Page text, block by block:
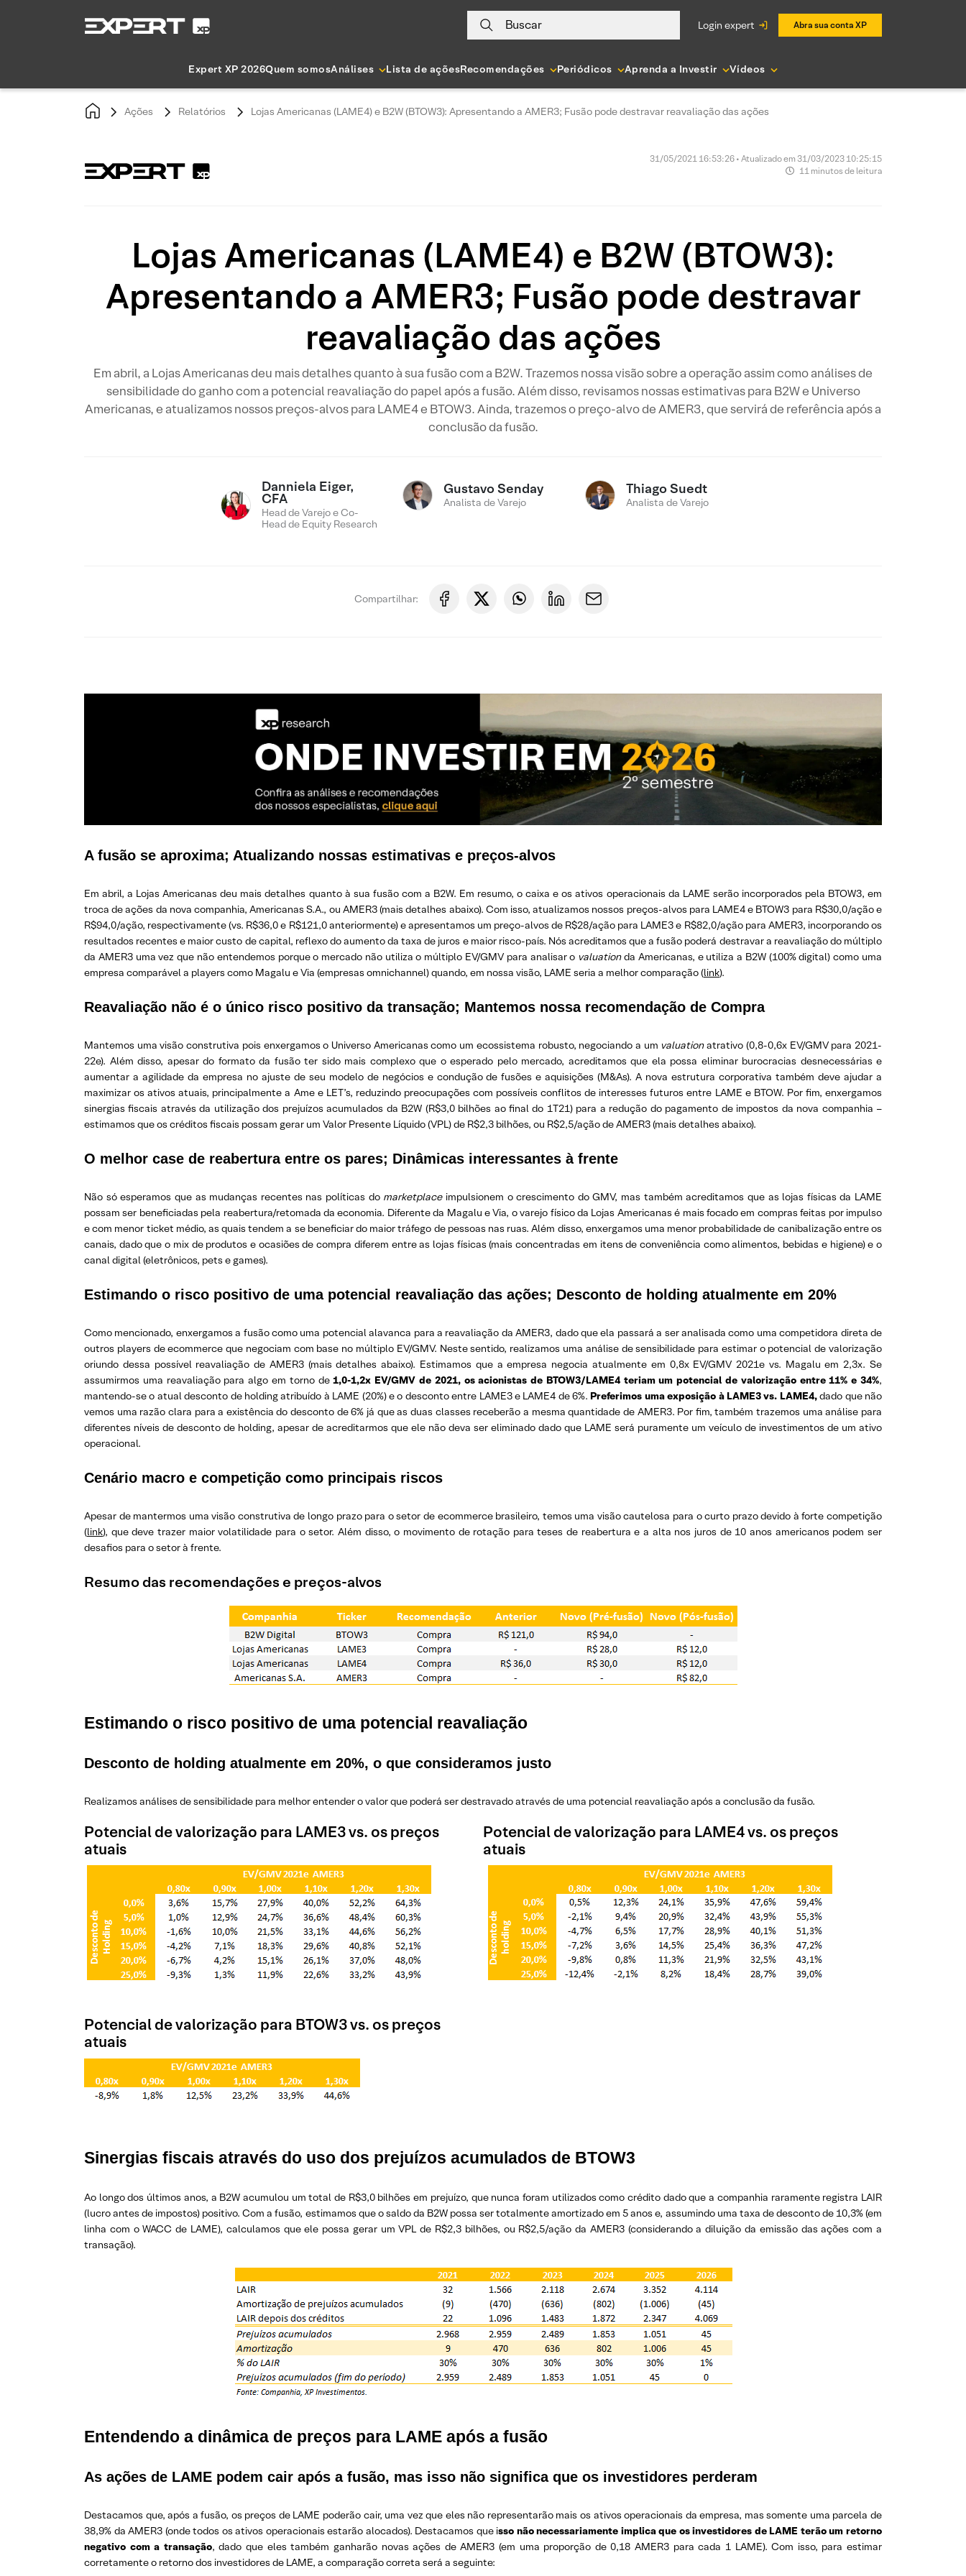
Buscar login expert Abra sua conta XP
Expert XP 2026Quem somosAnálises Lista de açõesRecomendações Periódicos Aprenda a Investir Vídeos
Ações Relatórios Lojas Americanas (LAME4) e B2W (BTOW3): Apresentando a AMER3; Fusão pode destravar reavaliação das ações
31/05/2021 16:53:26 • Atualizado em 31/03/2023 10:25:15
11 minutos de leitura
Lojas Americanas (LAME4) e B2W (BTOW3):
Apresentando a AMER3; Fusão pode destravar
reavaliação das ações
Em abril, a Lojas Americanas deu mais detalhes quanto à sua fusão com a B2W. Trazemos nossa visão sobre a operação assim como análises de
sensibilidade do ganho com a potencial reavaliação do papel após a fusão. Além disso, revisamos nossas estimativas para B2W e Universo
Americanas, e atualizamos nossos preços-alvos para LAME4 e BTOW3. Ainda, trazemos o preço-alvo de AMER3, que servirá de referência após a
conclusão da fusão.
Danniela Eiger,
CFA
Head de Varejo e Co-
Head de Equity Research
Gustavo Senday
Analista de Varejo
Thiago Suedt
Analista de Varejo
Compartilhar:
A fusão se aproxima; Atualizando nossas estimativas e preços-alvos
Em abril, a Lojas Americanas deu mais detalhes quanto à sua fusão com a B2W. Em resumo, o caixa e os ativos operacionais da LAME serão incorporados pela BTOW3, em
troca de ações da nova companhia, Americanas S.A., ou AMER3 (mais detalhes abaixo). Com isso, atualizamos nossos preços-alvos para LAME4 e BTOW3 para R$30,0/ação e
R$94,0/ação, respectivamente (vs. R$36,0 e R$121,0 anteriormente) e apresentamos um preço-alvos de R$28/ação para LAME3 e R$82,0/ação para AMER3, incorporando os
resultados recentes e maior custo de capital, reflexo do aumento da taxa de juros e maior risco-país. Nós acreditamos que a fusão poderá destravar a reavaliação do múltiplo
da AMER3 uma vez que não entendemos porque o mercado não utiliza o múltiplo EV/GMV para analisar o valuationda Americanas, e utiliza a B2W (100% digital) como uma
empresa comparável a players como Magalu e Via (empresas omnichannel) quando, em nossa visão, LAME seria a melhor comparação (link).
Reavaliação não é o único risco positivo da transação; Mantemos nossa recomendação de Compra
Mantemos uma visão construtiva pois enxergamos o Universo Americanas como um ecossistema robusto, negociando a um valuationatrativo (0,8-0,6x EV/GMV para 2021-
22e). Além disso, apesar do formato da fusão ter sido mais complexo que o esperado pelo mercado, acreditamos que ela possa eliminar burocracias desnecessárias e
aumentar a agilidade da empresa no ajuste de seu modelo de negócios e condução de fusões e aquisições (M&As). A nova estrutura corporativa também deve ajudar a
maximizar os ativos atuais, principalmente a Ame e LET’s, reduzindo preocupações com possíveis conflitos de interesses futuros entre LAME e BTOW. Por fim, enxergamos
sinergias fiscais através da utilização dos prejuízos acumulados da B2W (R$3,0 bilhões ao final do 1T21) para a redução do pagamento de impostos da nova companhia –
estimamos que os créditos fiscais possam gerar um Valor Presente Líquido (VPL) de R$2,3 bilhões, ou R$2,5/ação de AMER3 (mais detalhes abaixo).
O melhor case de reabertura entre os pares; Dinâmicas interessantes à frente
Não só esperamos que as mudanças recentes nas políticas do marketplace impulsionem o crescimento do GMV, mas também acreditamos que as lojas físicas da LAME
possam ser beneficiadas pela reabertura/retomada da economia. Diferente da Magalu e Via, o varejo físico da Lojas Americanas é mais focado em compras feitas por impulso
e com menor ticket médio, as quais tendem a se beneficiar do maior tráfego de pessoas nas ruas. Além disso, enxergamos uma menor probabilidade de canibalização entre os
canais, dado que o mix de produtos e ocasiões de compra diferem entre as lojas físicas (mais concentradas em itens de conveniência como alimentos, bebidas e higiene) e o
canal digital (eletrônicos, pets e games).
Estimando o risco positivo de uma potencial reavaliação das ações; Desconto de holding atualmente em 20%
Como mencionado, enxergamos a fusão como uma potencial alavanca para a reavaliação da AMER3, dado que ela passará a ser analisada como uma competidora direta de
outros players de ecommerce que negociam com base no múltiplo EV/GMV. Neste sentido, realizamos uma análise de sensibilidade para estimar o potencial de valorização
oriundo dessa possível reavaliação de AMER3 (mais detalhes abaixo). Estimamos que a empresa negocia atualmente em 0,8x EV/GMV 2021e vs. Magalu em 2,3x. Se
assumirmos uma reavaliação para algo em torno de1,0-1,2x EV/GMV de 2021, os acionistas de BTOW3/LAME4 teriam um potencial de valorização entre 11% e 34%,
mantendo-se o atual desconto de holding atribuído à LAME (20%) e o desconto entre LAME3 e LAME4 de 6%. Preferimos uma exposição à LAME3 vs. LAME4,dado que não
vemos uma razão clara para a existência do desconto de 6% já que as duas classes receberão a mesma quantidade de AMER3. Por fim, também trazemos uma análise para
diferentes níveis de desconto de holding, apesar de acreditarmos que ele não deva ser eliminado dado que LAME será puramente um veículo de investimentos de um ativo
operacional.
Cenário macro e competição como principais riscos
Apesar de mantermos uma visão construtiva de longo prazo para o setor de ecommerce brasileiro, temos uma visão cautelosa para o curto prazo devido à forte competição
(link), que deve trazer maior volatilidade para o setor. Além disso, o movimento de rotação para teses de reabertura e a alta nos juros de 10 anos americanos podem ser
desafios para o setor à frente.
Resumo das recomendações e preços-alvos
Estimando o risco positivo de uma potencial reavaliação
Desconto de holding atualmente em 20%, o que consideramos justo
Realizamos análises de sensibilidade para melhor entender o valor que poderá ser destravado através de uma potencial reavaliação após a conclusão da fusão.
Potencial de valorização para LAME3 vs. os preços
atuais
Potencial de valorização para BTOW3 vs. os preços
atuais
Potencial de valorização para LAME4 vs. os preços
atuais
Sinergias fiscais através do uso dos prejuízos acumulados de BTOW3
Ao longo dos últimos anos, a B2W acumulou um total de R$3,0 bilhões em prejuízo, que nunca foram utilizados como crédito dado que a companhia raramente registra LAIR
(lucro antes de impostos) positivo. Com a fusão, estimamos que o saldo da B2W possa ser totalmente amortizado em 5 anos e, assumindo uma taxa de desconto de 10,3% (em
linha com o WACC de LAME), calculamos que ele possa gerar um VPL de R$2,3 bilhões, ou R$2,5/ação da AMER3 (considerando a diluição da emissão das ações com a
transação).
Entendendo a dinâmica de preços para LAME após a fusão
As ações de LAME podem cair após a fusão, mas isso não significa que os investidores perderam
Destacamos que, após a fusão, os preços de LAME poderão cair, uma vez que eles não representarão mais os ativos operacionais da empresa, mas somente uma parcela de
38,9% da AMER3 (onde todos os ativos operacionais estarão alocados). Destacamos que isso não necessariamente implica que os investidores de LAME terão um retorno
negativo com a transação, dado que eles também ganharão novas ações de AMER3 (em uma proporção de 0,18 AMER3 para cada 1 LAME). Com isso, para estimar
corretamente o retorno dos investidores de LAME, a comparação correta será a seguinte: